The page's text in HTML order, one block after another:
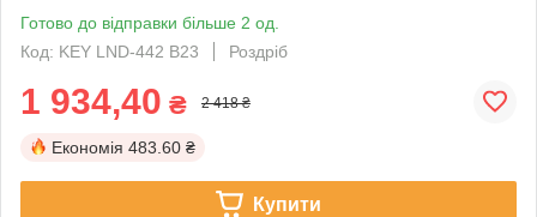
Готово до відправки більше 2 од.
Код: KEY LND-442 B23
Роздріб
1 934,40 ₴ 2 418 ₴
Економія 483.60 ₴
Купити